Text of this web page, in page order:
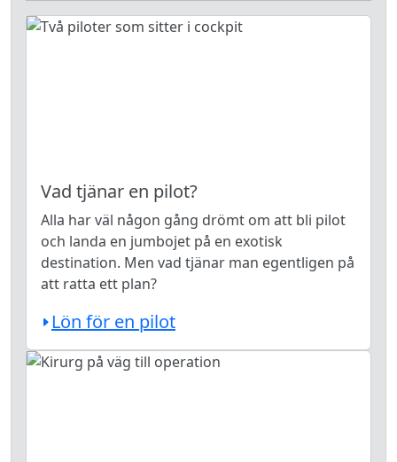
Vad tjänar en pilot?
Alla har väl någon gång drömt om att bli pilot
och landa en jumbojet på en exotisk
destination. Men vad tjänar man egentligen på
att ratta ett plan?
Lön för en pilot